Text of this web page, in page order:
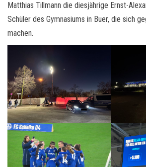
Matthias Tillmann die diesjährige Ernst-
Schüler des Gymnasiums in Buer, die sich
machen.